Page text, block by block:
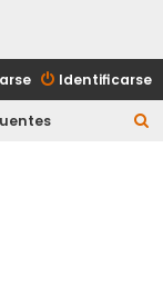
Identificarse